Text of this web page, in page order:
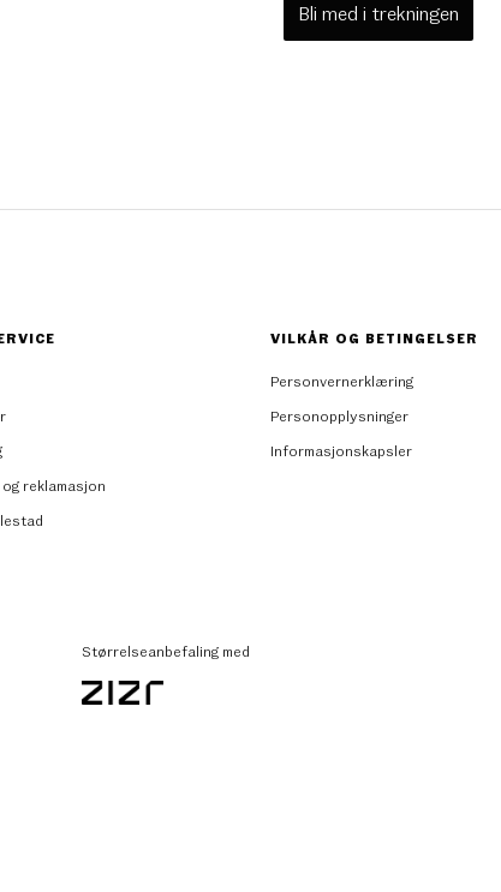
Bli med i trekningen
reklamasjon
VILKÅR OG BETINGELSER
Personvernerklæring
Personopplysninger
Informasjonskapsler
Størrelseanbefaling med